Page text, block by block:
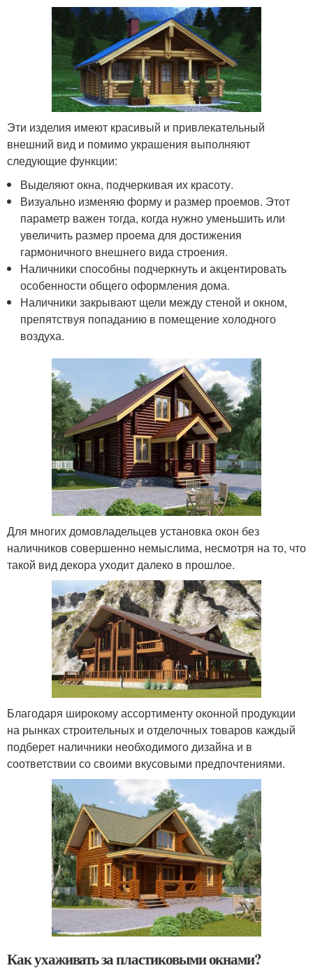
Эти изделия имеют красивый и привлекательный
внешний вид и помимо украшения выполняют
следующие функции:
Выделяют окна, подчеркивая их красоту.
Визуально изменяю форму и размер проемов. Этот
параметр важен тогда, когда нужно уменьшить или
увеличить размер проема для достижения
гармоничного внешнего вида строения.
Наличники способны подчеркнуть и акцентировать
особенности общего оформления дома.
Наличники закрывают щели между стеной и окном,
препятствуя попаданию в помещение холодного
воздуха.
Для многих домовладельцев установка окон без
наличников совершенно немыслима, несмотря на то, что
такой вид декора уходит далеко в прошлое.
Благодаря широкому ассортименту оконной продукции
на рынках строительных и отделочных товаров каждый
подберет наличники необходимого дизайна и в
соответствии со своими вкусовыми предпочтениями.
Как ухаживать за пластиковыми окнами?